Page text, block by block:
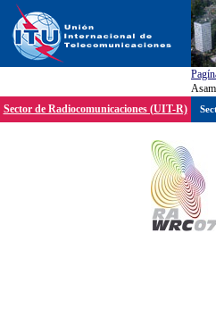
Sector de Radiocomunicaciones (UIT-R)